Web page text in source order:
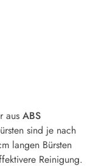
ausABS
sind je nach
langen Bürsten
Reinigung.